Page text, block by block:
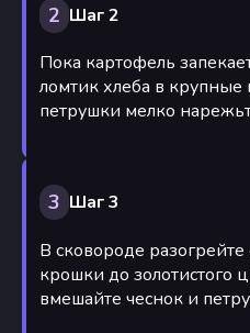
2 Шаг 2
Пока картофель
ломтик хлеба в крупные
петрушки мелко
3 Шаг 3
В сковороде
крошки до золотистого
вмешайте чеснок и